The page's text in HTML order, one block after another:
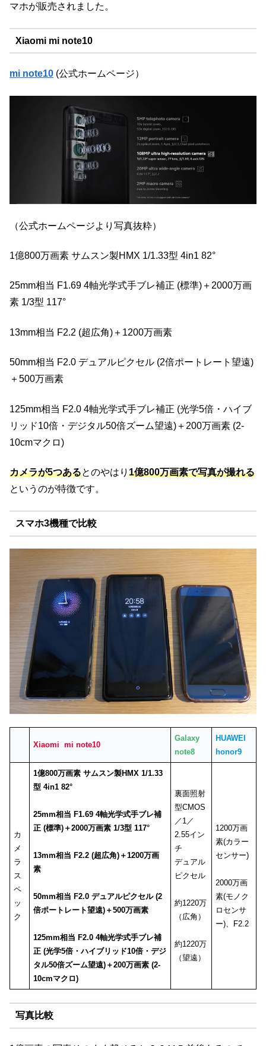
マホが販売されました。
Xiaomi mi note10
mi note10 (公式ホームページ）
（公式ホームページより写真抜粋）
1億800万画素 サムスン製HMX 1/1.33型 4in1 82°
25mm相当 F1.69 4軸光学式手ブレ補正 (標準)＋2000万画
素 1/3型 117°
13mm相当 F2.2 (超広角)＋1200万画素
50mm相当 F2.0 デュアルピクセル (2倍ポートレート望遠)
＋500万画素
125mm相当 F2.0 4軸光学式手ブレ補正 (光学5倍・ハイブ
リッド10倍・デジタル50倍ズーム望遠)＋200万画素 (2-
10cmマクロ)
カメラが5つあるとのやはり 1億800万画素で写真が撮れる
というのが特徴です。
スマホ3機種で比較
Xiaomi mi note10
Galaxy
note8
HUAWEI
honor9
カ
メ
ラ
ス
ペ
ッ
ク
1億800万画素 サムスン製HMX 1/1.33
型 4in1 82°
25mm相当 F1.69 4軸光学式手ブレ補
正 (標準)＋2000万画素 1/3型 117°
13mm相当 F2.2 (超広角)＋1200万画
素
50mm相当 F2.0 デュアルピクセル (2
倍ポートレート望遠)＋500万画素
125mm相当 F2.0 4軸光学式手ブレ補
正 (光学5倍・ハイブリッド10倍・デジ
タル50倍ズーム望遠)＋200万画素 (2-
10cmマクロ)
裏面照射
型CMOS
／1／
2.55イン
チ
デュアル
ピクセル
約1220万
（広角）
約1220万
（望遠）
1200万画
素(カラー
センサー)
2000万画
素(モノク
ロセンサ
ー)、F2.2
写真比較